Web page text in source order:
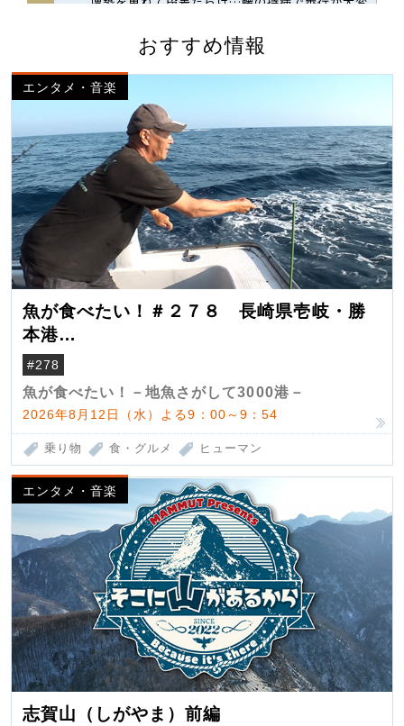
おすすめ情報
エンタメ・音楽
魚が食べたい！＃２７８ 長崎県壱岐・勝
本港
（クロマグロ）
#278
魚が食べたい！－地魚さがして3000港－
2026年8月12日（水）よる9：00～9：54
乗り物 食・グルメ ヒューマン
エンタメ・音楽
志賀山（しがやま）前編